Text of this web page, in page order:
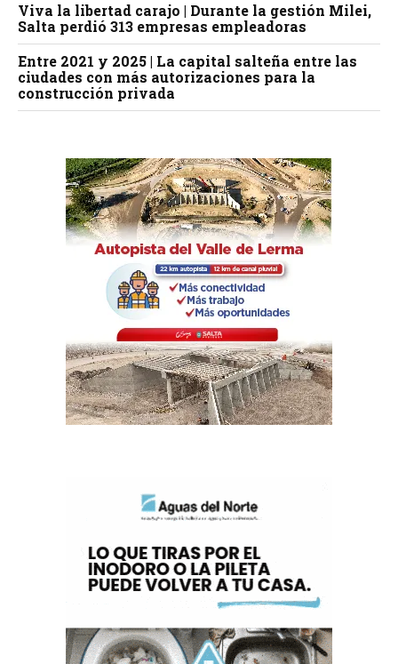
Viva la libertad carajo | Durante la gestión Milei,
Salta perdió 313 empresas empleadoras
Entre 2021 y 2025 | La capital salteña entre las
ciudades con más autorizaciones para la
construcción privada